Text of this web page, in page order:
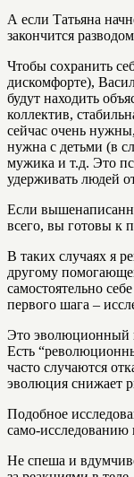
А если Татьяна
закончится
Чтобы сохранить
дискомфорте),
будут находить
коллектив,
сейчас очень
нужна с детьми (в
мужика и т.д. Это
удерживать людей
Если
всего, вы готовы к
В таких случаях я
другому
самостоятельно
первого шага –
Это эволюционный
Есть
часто случаются
эволюция снижает
Подобное
само-исследованию
Не спеша и